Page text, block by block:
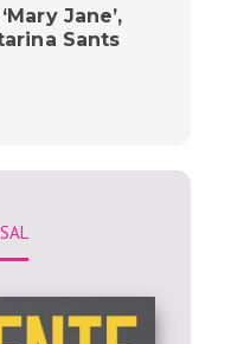
Jane’,
Sants